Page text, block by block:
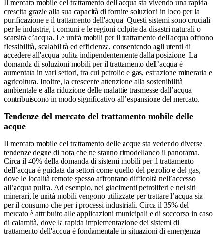
Il mercato mobile del trattamento dell'acqua sta vivendo una rapida
crescita grazie alla sua capacità di fornire soluzioni in loco per la
purificazione e il trattamento dell'acqua. Questi sistemi sono cruciali
per le industrie, i comuni e le regioni colpite da disastri naturali o
scarsità d’acqua. Le unità mobili per il trattamento dell'acqua offrono
flessibilità, scalabilità ed efficienza, consentendo agli utenti di
accedere all'acqua pulita indipendentemente dalla posizione. La
domanda di soluzioni mobili per il trattamento dell’acqua è
aumentata in vari settori, tra cui petrolio e gas, estrazione mineraria e
agricoltura. Inoltre, la crescente attenzione alla sostenibilità
ambientale e alla riduzione delle malattie trasmesse dall’acqua
contribuiscono in modo significativo all’espansione del mercato.
Tendenze del mercato del trattamento mobile delle
acque
Il mercato mobile del trattamento delle acque sta vedendo diverse
tendenze degne di nota che ne stanno rimodellando il panorama.
Circa il 40% della domanda di sistemi mobili per il trattamento
dell’acqua è guidata da settori come quello del petrolio e del gas,
dove le località remote spesso affrontano difficoltà nell’accesso
all’acqua pulita. Ad esempio, nei giacimenti petroliferi e nei siti
minerari, le unità mobili vengono utilizzate per trattare l’acqua sia
per il consumo che per i processi industriali. Circa il 35% del
mercato è attribuito alle applicazioni municipali e di soccorso in caso
di calamità, dove la rapida implementazione dei sistemi di
trattamento dell'acqua è fondamentale in situazioni di emergenza.